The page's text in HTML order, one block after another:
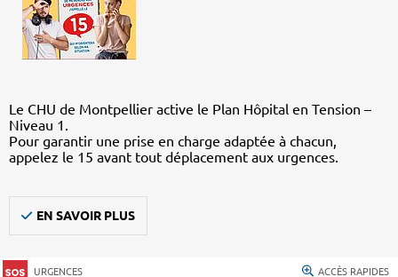
Le CHU de Montpellier active le Plan Hôpital en Tension –
Niveau 1.
Pour garantir une prise en charge adaptée à chacun,
appelez le 15 avant tout déplacement aux urgences.
EN SAVOIR PLUS
URGENCES ACCÈS RAPIDES